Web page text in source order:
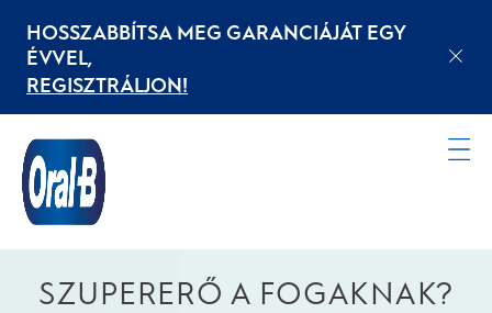
HOSSZABBÍTSA MEG GARANCIÁJÁT EGY
ÉVVEL,
REGISZTRÁLJON!
SZUPERERŐ A FOGAKNAK?